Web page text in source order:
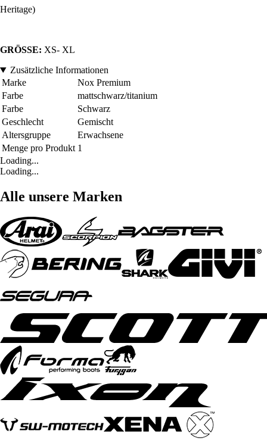
Heritage)
GRÖSSE: XS- XL
Zusätzliche Informationen
Marke
Nox Premium
Farbe
mattschwarz/titanium
Farbe
Schwarz
Geschlecht
Gemischt
Altersgruppe
Erwachsene
Menge pro Produkt 1
Loading...
Loading...
Alle unsere Marken